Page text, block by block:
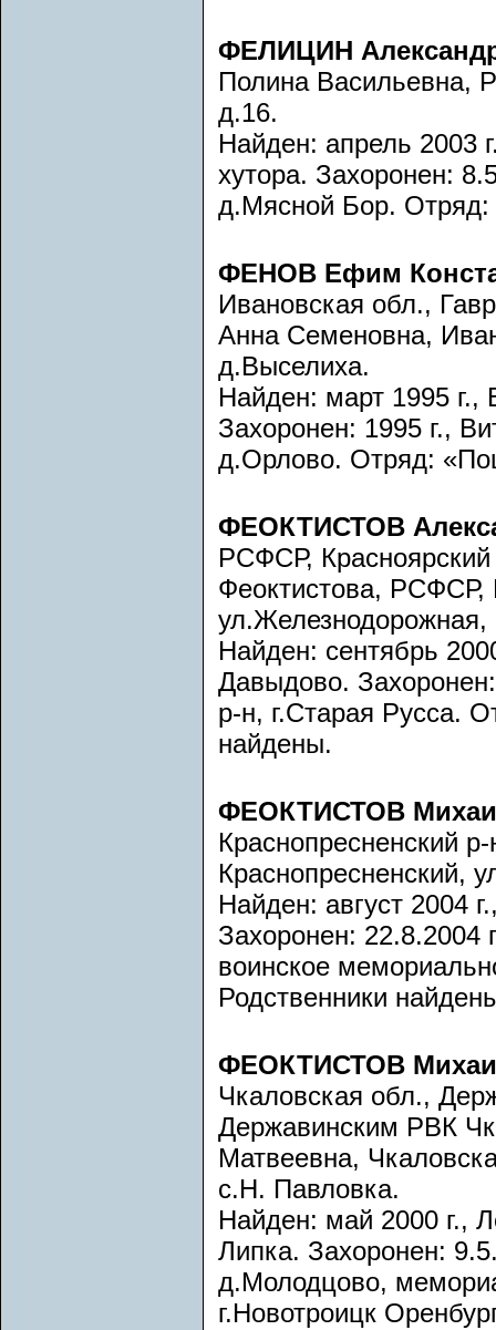
ФЕЛИЦИН
Полина Васильевна,
д.16.
Найден: апрель 2003
хутора. Захоронен:
д.Мясной Бор. Отряд:
ФЕНОВ Ефим
Ивановская обл.,
Анна Семеновна,
д.Выселиха.
Найден: март 1995 г.,
Захоронен: 1995 г.,
д.Орлово. Отряд:
ФЕОКТИСТОВ
РСФСР,
Феоктистова, РСФСР,
ул.Железнодорожная,
Найден: сентябрь
Давыдово.
р-н, г.Старая Русса.
найдены.
ФЕОКТИСТОВ
Краснопресненский
Краснопресненский,
Найден: август 2004
Захоронен: 22.8.2004
воинское
Родственники
ФЕОКТИСТОВ
Чкаловская обл.,
Державинским РВК
Матвеевна,
с.Н. Павловка.
Найден: май 2000 г.,
Липка. Захоронен:
д.Молодцово,
г.Новотроицк